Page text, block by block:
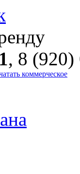
, 8 (920)
коммерческое